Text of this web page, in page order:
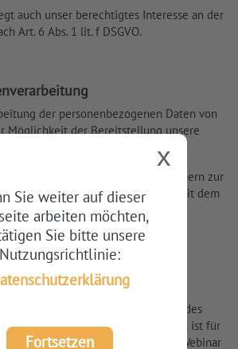
Sie weiter auf dieser
arbeiten möchten,
Sie bitte unsere
Nutzungsrichtlinie:
Fortsetzen
x
auch unser berechtigtes Interesse an der
Art. 6 Abs. 1 lit. f DSGVO.
der personenbezogenen Daten von
Möglichkeit der Bereitstellung unsere
die E-Mail-Adressen von Gastgebern zur
und der Kommunikation mit dem
Widerspruchs- und
sobald sie für die Erreichung des
nicht mehr erforderlich sind. Dies ist für
Fall, wenn ein entsprechendes Webinar